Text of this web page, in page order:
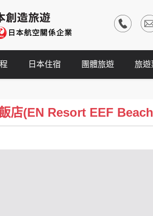
日本住宿 團體旅遊 旅遊
店(EN Resort EEF